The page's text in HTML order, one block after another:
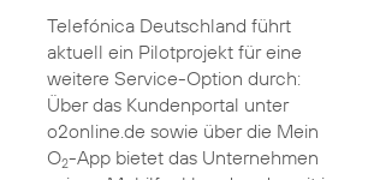
Telefónica Deutschland führt
aktuell ein Pilotprojekt für eine
weitere Service-Option durch:
Über das Kundenportal unter
o2online.de sowie über die Mein
O2-App bietet das Unternehmen